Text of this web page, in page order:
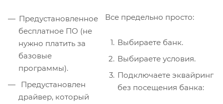
Предустановленное
бесплатное ПО (не
нужно платить за
базовые
программы).
драйвер, который
Все предельно просто:
Выбираете банк.
Выбираете условия.
Подключаете эквайринг
без посещения банка: